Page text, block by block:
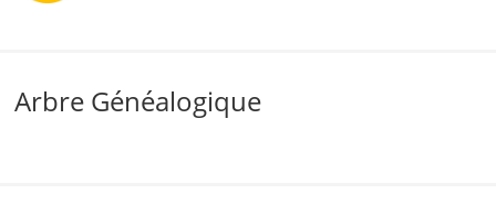
Arbre Généalogique